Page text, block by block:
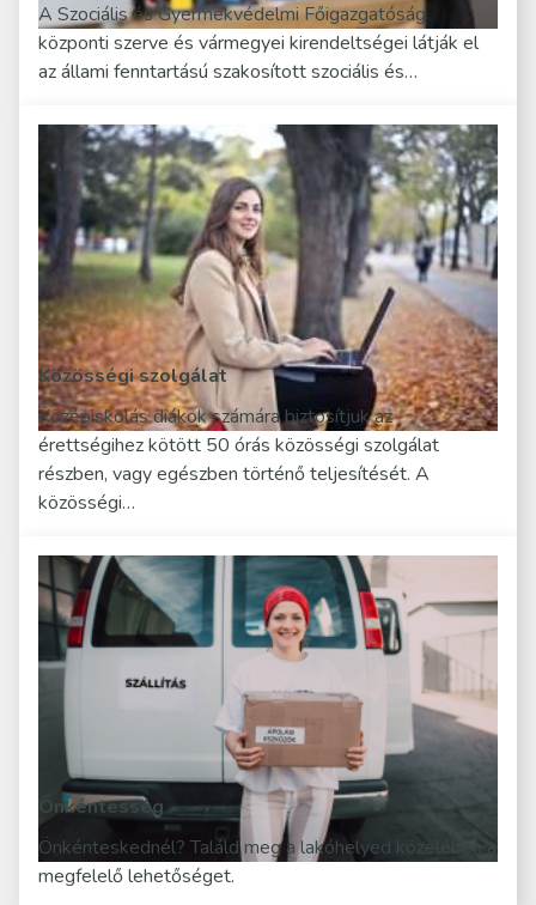
A Szociális és Gyermekvédelmi Főigazgatóság
központi szerve és vármegyei kirendeltségei látják el
az állami fenntartású szakosított szociális és…
Közösségi szolgálat
Középiskolás diákok számára biztosítjuk az
érettségihez kötött 50 órás közösségi szolgálat
részben, vagy egészben történő teljesítését. A
közösségi…
Önkéntesség
Önkénteskednél? Találd meg a lakóhelyed közelében a
megfelelő lehetőséget.